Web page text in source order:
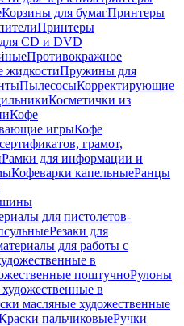
Корзины для бумагПринтеры
Принтеры
CD и DVD
Противокражное
жидкостиПружины для
ПылесосыКорректирующие
Косметички из
Кофе
игрыКофе
грамот,
Рамки для информации и
Кофеварки капельныеРанцы
для пистолетов-
Резаки для
для работы с
в
поштучноРулоны
в
масляные художественные
пальчиковыеРучки